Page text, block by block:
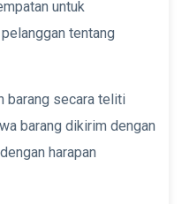
untuk
tentang
barang secara teliti
barang dikirim dengan
harapan